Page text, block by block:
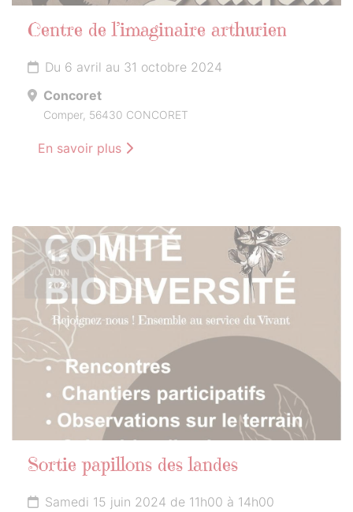
Centre de l’imaginaire arthurien
Du 6 avril au 31 octobre 2024
Concoret
Comper, 56430 CONCORET
En savoir plus
15
JUIN
2024
Sortie papillons des landes
Samedi 15 juin 2024 de 11h00 à 14h00